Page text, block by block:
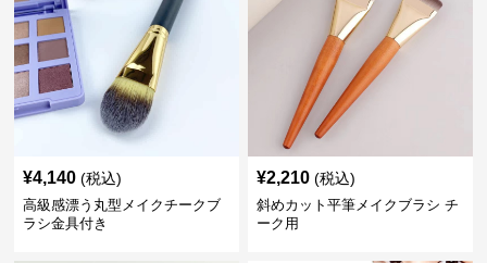
¥4,140 (税込)
高級感漂う丸型メイクチークブ
ラシ金具付き
¥2,210 (税込)
斜めカット平筆メイクブラシ チ
ーク用